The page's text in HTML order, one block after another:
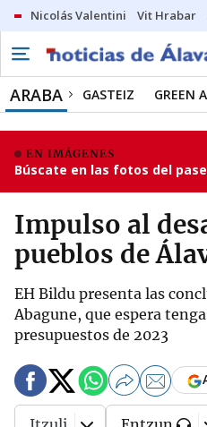
Nicolás Valentini Vit Hrabar
ARABA GASTEIZ GREEN
EN IMÁGENES
Búscate en las fotos del
Impulso al
pueblos de
EH Bildu presenta las
Abagune, que espera
presupuestos de 2023